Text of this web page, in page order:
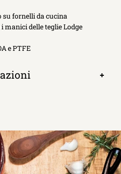
su fornelli da cucina
manici delle teglie Lodge
e PTFE
Apri